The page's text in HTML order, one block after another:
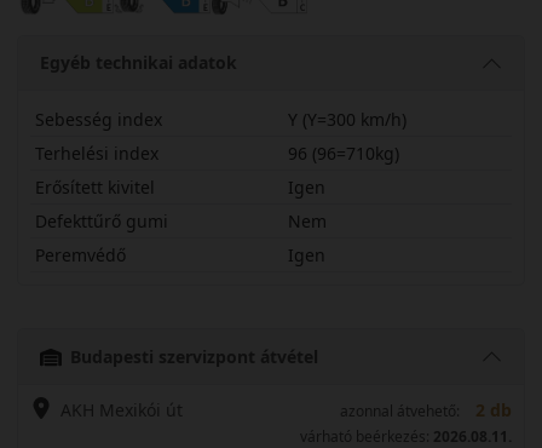
Egyéb technikai adatok
Sebesség index
Y (Y=300 km/h)
Terhelési index
96 (96=710kg)
Erősített kivitel
Igen
Defekttűrő gumi
Nem
Peremvédő
Igen
Budapesti szervizpont átvétel
AKH Mexikói út azonnal átvehető: 2 db
várható beérkezés: 2026.08.11.